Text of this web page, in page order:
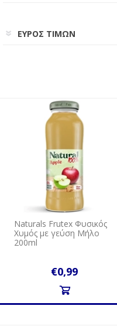
ΕΥΡΟΣ ΤΙΜΩΝ
Naturals Frutex Φυσικός
Χυμός με γεύση Μήλο
200ml
€0,99